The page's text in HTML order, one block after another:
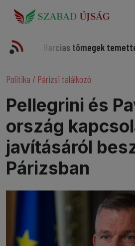
Harcias tömegek temették az
Politika / Párizsi találkozó
Pellegrini és
ország
javításáról
Párizsban